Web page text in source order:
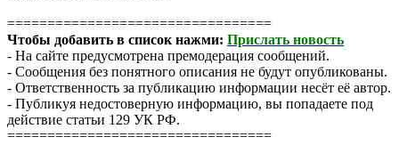
=================================
Чтобы добавить в список нажми: Прислать новость
- На сайте предусмотрена премодерация сообщений.
- Сообщения без понятного описания не будут опубликованы.
- Ответственность за публикацию информации несёт её автор.
- Публикуя недостоверную информацию, вы попадаете под
действие статьи 129 УК РФ.
=================================